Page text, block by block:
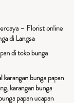
– Florist online
di Langsa
di toko bunga
karangan bunga papan
karangan bunga
papan ucapan